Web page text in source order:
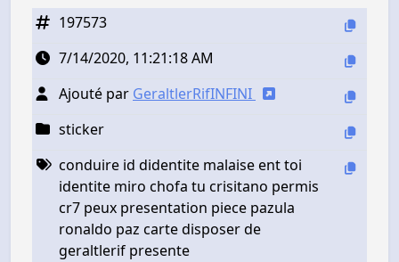
197573
7/14/2020, 11:21:18 AM
Ajouté par GeraltlerRifINFINI
sticker
conduire id didentite malaise ent toi
identite miro chofa tu crisitano permis
cr7 peux presentation piece pazula
ronaldo paz carte disposer de
geraltlerif presente